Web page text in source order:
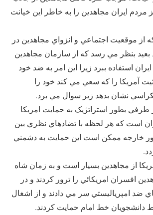
مردم ايران مجاهدين را به خاطر اين خيانت
از موقعيت اجتماعي و انزواي مجاهدين در
بعيد بنظر مي رسد که از سازمان مجاهدين
استفاده ببرد زيرا اين امر به ضد خود
آمريکا را که سعي مي کند خود را
نشان بدهد زير سوال مي برد.
طرفي بطور استراتژيک به حمايت امريکا
است که هر لحظه با تضادهاي نظري بين
خارجه ممکن است اين حمايت به دشمني
از مجاهدين بسيار است و به زمان شاه
افسران امريکائي را ترور کردند و در
ضد امپرياليستي سر مي دادند و از اشغال
دانشجويان خط امام حمايت کردند.